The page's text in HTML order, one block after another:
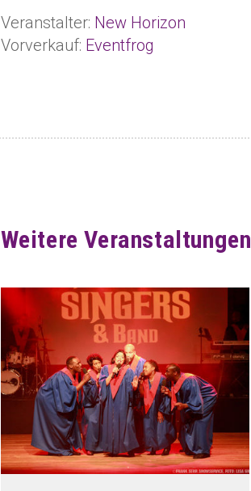
Veranstalter: New Horizon
Vorverkauf: Eventfrog
Weitere Veranstaltungen